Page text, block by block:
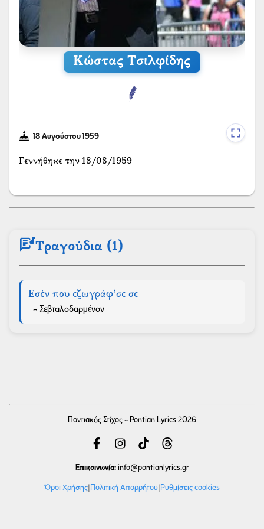
Κώστας Τσιλφίδης
18 Αυγούστου 1959
Γεννήθηκε την 18/08/1959
lyricsΤραγούδια (1)
Εσέν που εζωγράφ’σε σε
- Σεβταλοδαρμένον
Ποντιακός Στίχος - Pontian Lyrics 2026
Επικοινωνία: info@pontianlyrics.gr
Όροι Χρήσης| Πολιτική Απορρήτου| Ρυθμίσεις cookies